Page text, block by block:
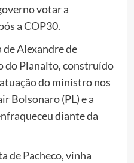
votar a
a COP30.
Alexandre de
do Planalto, construído
do ministro nos
Bolsonaro (PL) e a
diante da
de Pacheco, vinha